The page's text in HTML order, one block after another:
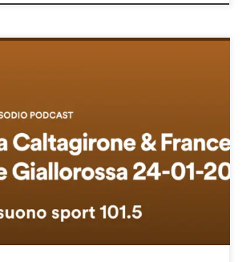
in ortopedia – Intervista su Centro Suono
per immagini in ortopedia Ciao
a tutti di cosa ti occupi e chi in realtà sei
ortopedia presso l’ospedale San […]